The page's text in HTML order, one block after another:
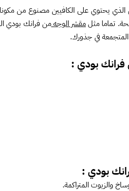
يحتوي على الكافيين مصنوع من
تماما مثلمقشر الوجهمن فرانك بودي
المتجمعة في جذورك.
بودي :
بودي :
والزيوت المتراكمة.